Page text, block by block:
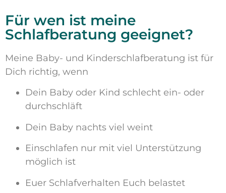
Für wen ist meine
Schlafberatung geeignet?
Meine Baby- und Kinderschlafberatung ist für
Dich richtig, wenn
Dein Baby oder Kind schlecht ein- oder
durchschläft
Dein Baby nachts viel weint
Einschlafen nur mit viel Unterstützung
möglich ist
Euer Schlafverhalten Euch belastet